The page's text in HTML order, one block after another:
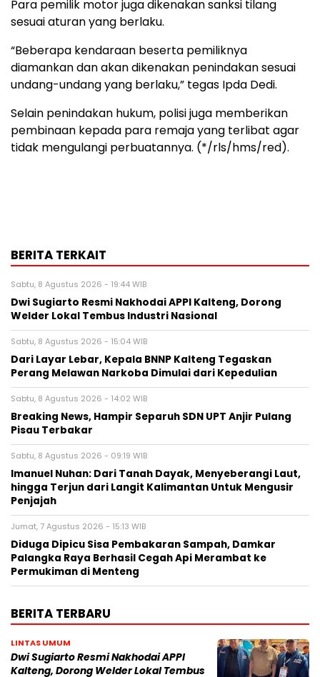
Para pemilik motor juga dikenakan sanksi tilang
sesuai aturan yang berlaku.
“Beberapa kendaraan beserta pemiliknya
diamankan dan akan dikenakan penindakan sesuai
undang-undang yang berlaku,” tegas Ipda Dedi.
Selain penindakan hukum, polisi juga memberikan
pembinaan kepada para remaja yang terlibat agar
tidak mengulangi perbuatannya. (*/rls/hms/red).
BERITA TERKAIT
Sabtu, 8 Agustus 2026 - 19:44 WIB
Dwi Sugiarto Resmi Nakhodai APPI Kalteng, Dorong
Welder Lokal Tembus Industri Nasional
Sabtu, 8 Agustus 2026 - 15:04 WIB
Dari Layar Lebar, Kepala BNNP Kalteng Tegaskan
Perang Melawan Narkoba Dimulai dari Kepedulian
Sabtu, 8 Agustus 2026 - 14:02 WIB
Breaking News, Hampir Separuh SDN UPT Anjir Pulang
Pisau Terbakar
Sabtu, 8 Agustus 2026 - 09:19 WIB
Imanuel Nuhan: Dari Tanah Dayak, Menyeberangi Laut,
hingga Terjun dari Langit Kalimantan Untuk Mengusir
Penjajah
Jumat, 7 Agustus 2026 - 15:13 WIB
Diduga Dipicu Sisa Pembakaran Sampah, Damkar
Palangka Raya Berhasil Cegah Api Merambat ke
Permukiman di Menteng
BERITA TERBARU
LINTAS UMUM
Dwi Sugiarto Resmi Nakhodai APPI
Kalteng, Dorong Welder Lokal Tembus